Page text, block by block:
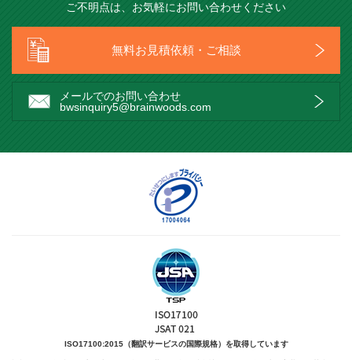
ご不明点は、お気軽にお問い合わせください
無料お見積依頼・ご相談
メールでのお問い合わせ
bwsinquiry5@brainwoods.com
ISO17100:2015（翻訳サービスの国際規格）を取得しています